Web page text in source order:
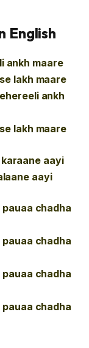
English
ankh maare
lakh maare
ankh
lakh maare
aayi
aayi
chadha
chadha
chadha
chadha